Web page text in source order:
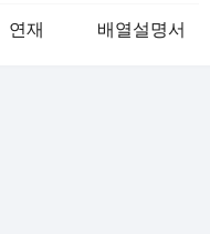
연재 배열설명서